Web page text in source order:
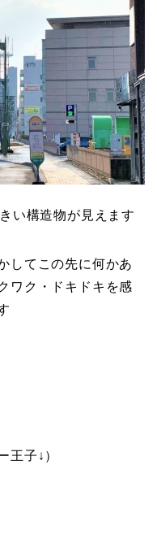
い構造物が見えます
してこの先に何かあ
ワク・ドキドキを感
王子↓）